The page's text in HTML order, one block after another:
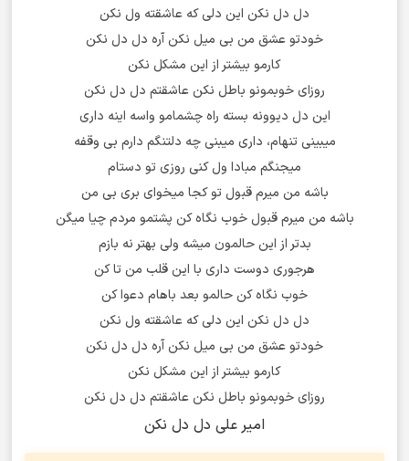
دل دل نکن این دلی که عاشقته ول نکن
خودتو عشق من بی میل نکن آره دل دل نکن
کارمو بیشتر از این مشکل نکن
روزای خوبمونو باطل نکن عاشقتم دل دل نکن
این دل دیوونه بسته راه چشمامو واسه اینه داری
میبینی تنهام، داری میبنی چه دلتنگم دارم بی وقفه
میجنگم مبادا ول کنی روزی تو دستام
باشه من میرم قبول تو کجا میخوای بری بی من
باشه من میرم قبول خوب نگاه کن پشتمو مردم چیا میگن
بدتر از این حالمون میشه ولی بهتر نه بازم
هرجوری دوست داری با این قلب من تا کن
خوب نگاه کن حالمو بعد باهام دعوا کن
دل دل نکن این دلی که عاشقته ول نکن
خودتو عشق من بی میل نکن آره دل دل نکن
کارمو بیشتر از این مشکل نکن
روزای خوبمونو باطل نکن عاشقتم دل دل نکن
امیر علی دل دل نکن